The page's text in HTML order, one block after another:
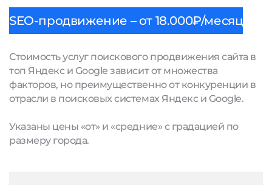
SEO-продвижение – от 18.000₽/месяц
Стоимость услуг поискового продвижения сайта в
топ Яндекс и Google зависит от множества
факторов, но преимущественно от конкуренции в
отрасли в поисковых системах Яндекс и Google.
Указаны цены «от» и «средние» с градацией по
размеру города.